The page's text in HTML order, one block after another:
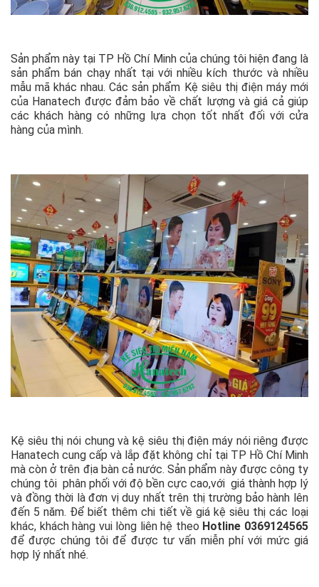
Sản phẩm này tại TP Hồ Chí Minh của chúng tôi hiện đang là
sản phẩm bán chạy nhất tại với nhiều kích thước và nhiều
mẫu mã khác nhau. Các sản phẩm Kệ siêu thị điện máy mới
của Hanatech được đảm bảo về chất lượng và giá cả giúp
các khách hàng có những lựa chọn tốt nhất đối với cửa
hàng của mình.
Kệ siêu thị nói chung và kệ siêu thị điện máy nói riêng được
Hanatech cung cấp và lắp đặt không chỉ tại TP Hồ Chí Minh
mà còn ở trên địa bàn cả nước. Sản phẩm này được công ty
chúng tôi phân phối với độ bền cực cao,với giá thành hợp lý
và đồng thời là đơn vị duy nhất trên thị trường bảo hành lên
đến 5 năm. Để biết thêm chi tiết về giá kệ siêu thị các loại
khác, khách hàng vui lòng liên hệ theo Hotline 0369124565
để được chúng tôi để được tư vấn miễn phí với mức giá
hợp lý nhất nhé.